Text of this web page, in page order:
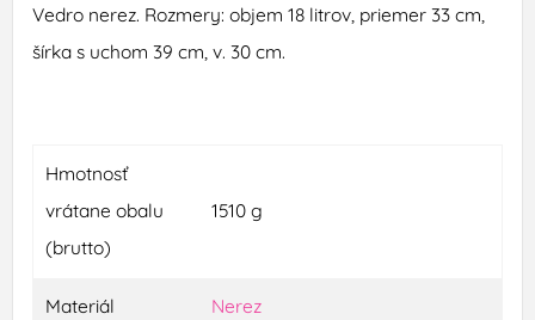
Vedro nerez. Rozmery: objem 18 litrov, priemer 33 cm,
šírka s uchom 39 cm, v. 30 cm.
Hmotnosť
vrátane obalu
(brutto)
1510 g
Materiál Nerez